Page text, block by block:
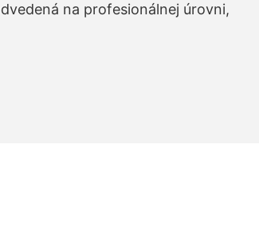
na profesionálnej úrovni,